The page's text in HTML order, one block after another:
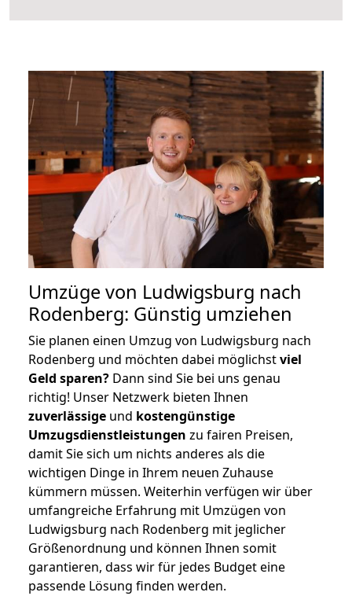
Umzüge von Ludwigsburg nach
Rodenberg: Günstig umziehen
Sie planen einen Umzug von Ludwigsburg nach
Rodenberg und möchten dabei möglichstviel
Geld sparen? Dann sind Sie bei uns genau
richtig! Unser Netzwerk bieten Ihnen
zuverlässige und kostengünstige
Umzugsdienstleistungen zu fairen Preisen,
damit Sie sich um nichts anderes als die
wichtigen Dinge in Ihrem neuen Zuhause
kümmern müssen. Weiterhin verfügen wir über
umfangreiche Erfahrung mit Umzügen von
Ludwigsburg nach Rodenberg mit jeglicher
Größenordnung und können Ihnen somit
garantieren, dass wir für jedes Budget eine
passende Lösung finden werden.